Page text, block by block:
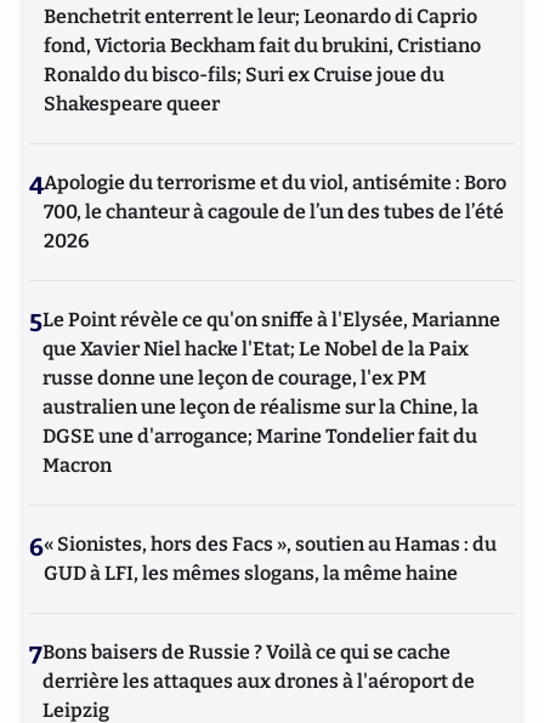
Benchetrit enterrent le leur; Leonardo di Caprio
fond, Victoria Beckham fait du brukini, Cristiano
Ronaldo du bisco-fils; Suri ex Cruise joue du
Shakespeare queer
4Apologie du terrorisme et du viol, antisémite : Boro
700, le chanteur à cagoule de l’un des tubes de l’été
2026
5Le Point révèle ce qu'on sniffe à l'Elysée, Marianne
que Xavier Niel hacke l'Etat; Le Nobel de la Paix
russe donne une leçon de courage, l'ex PM
australien une leçon de réalisme sur la Chine, la
DGSE une d'arrogance; Marine Tondelier fait du
Macron
6« Sionistes, hors des Facs », soutien au Hamas : du
GUD à LFI, les mêmes slogans, la même haine
7Bons baisers de Russie ? Voilà ce qui se cache
derrière les attaques aux drones à l'aéroport de
Leipzig